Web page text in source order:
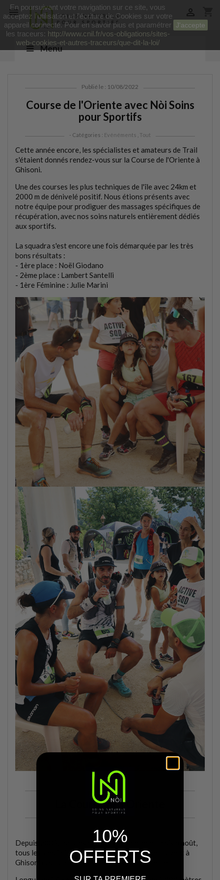
 
Menu
Publié le : 10/08/2022
Course de l'Oriente avec Nòi Soins
pour Sportifs
- Catégories : Evénéments Tout
Cette année encore, les spécialistes et amateurs de Trail
s'étaient donnés rendez-vous sur la Course de l'Oriente à
Ghisoni.
Une des courses les plus techniques de l'île avec 24km et
2000 m de dénivelé positif. Nous étions présents avec
notre équipe pour prodiguer des massages spécifiques de
récupération, avec nos soins naturels entièrement dédiés
aux sportifs.
La squadra s'est encore une fois démarquée par les très
bons résultats :
- 1ère place : Noël Giodano
- 2ème place : Lambert Santelli
- 1ère Féminine : Julie Marini
La Course de l'Oriente
Depuis 2003, tous les premiers dimanche du mois d’août,
tous les spécialistes insulaires du trail se retrouvent à
Ghisoni pour participer à la Course de l’Oriente.
En poursuivant votre navigation sur ce site, vous
acceptez l’utilisation et l'écriture de Cookies sur votre
appareil connecté. Pour en savoir plus et paramétrer
les traceurs: http://www.cnil.fr/vos-obligations/sites-
web-cookies-et-autres-traceurs/que-dit-la-loi/
J'accepte
10%
OFFERTS